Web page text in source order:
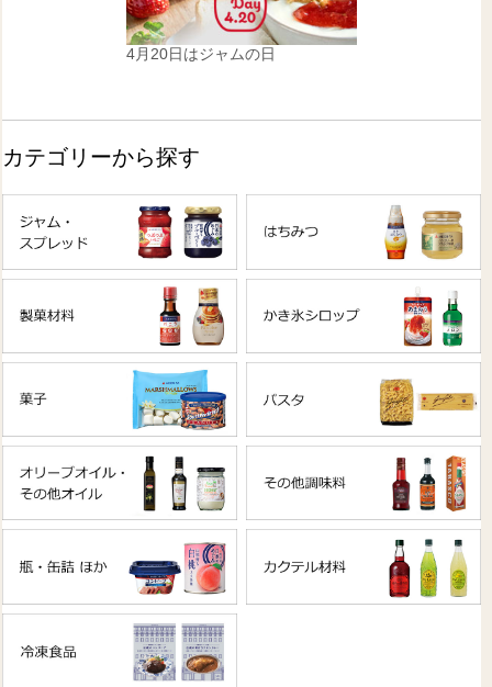
4月20日はジャムの日
カテゴリーから探す